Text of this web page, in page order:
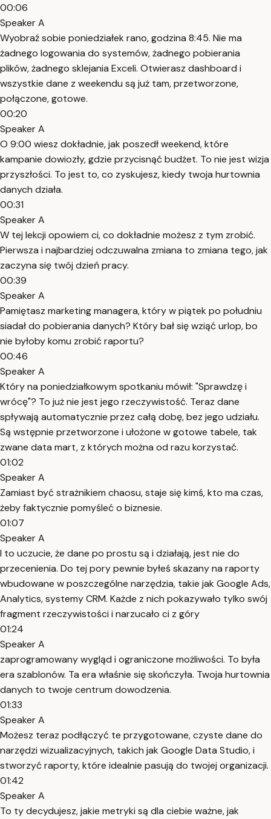
00:06
Speaker A
Wyobraź sobie poniedziałek rano, godzina 8:45. Nie ma
żadnego logowania do systemów, żadnego pobierania
plików, żadnego sklejania Exceli. Otwierasz dashboard i
wszystkie dane z weekendu są już tam, przetworzone,
połączone, gotowe.
00:20
Speaker A
O 9:00 wiesz dokładnie, jak poszedł weekend, które
kampanie dowiozły, gdzie przycisnąć budżet. To nie jest wizja
przyszłości. To jest to, co zyskujesz, kiedy twoja hurtownia
danych działa.
00:31
Speaker A
W tej lekcji opowiem ci, co dokładnie możesz z tym zrobić.
Pierwsza i najbardziej odczuwalna zmiana to zmiana tego, jak
zaczyna się twój dzień pracy.
00:39
Speaker A
Pamiętasz marketing managera, który w piątek po południu
siadał do pobierania danych? Który bał się wziąć urlop, bo
nie byłoby komu zrobić raportu?
00:46
Speaker A
Który na poniedziałkowym spotkaniu mówił: "Sprawdzę i
wrócę"? To już nie jest jego rzeczywistość. Teraz dane
spływają automatycznie przez całą dobę, bez jego udziału.
Są wstępnie przetworzone i ułożone w gotowe tabele, tak
zwane data mart, z których można od razu korzystać.
01:02
Speaker A
Zamiast być strażnikiem chaosu, staje się kimś, kto ma czas,
żeby faktycznie pomyśleć o biznesie.
01:07
Speaker A
I to uczucie, że dane po prostu są i działają, jest nie do
przecenienia. Do tej pory pewnie byłeś skazany na raporty
wbudowane w poszczególne narzędzia, takie jak Google Ads,
Analytics, systemy CRM. Każde z nich pokazywało tylko swój
fragment rzeczywistości i narzucało ci z góry
01:24
Speaker A
zaprogramowany wygląd i ograniczone możliwości. To była
era szablonów. Ta era właśnie się skończyła. Twoja hurtownia
danych to twoje centrum dowodzenia.
01:33
Speaker A
Możesz teraz podłączyć te przygotowane, czyste dane do
narzędzi wizualizacyjnych, takich jak Google Data Studio, i
stworzyć raporty, które idealnie pasują do twojej organizacji.
01:42
Speaker A
To ty decydujesz, jakie metryki są dla ciebie ważne, jak